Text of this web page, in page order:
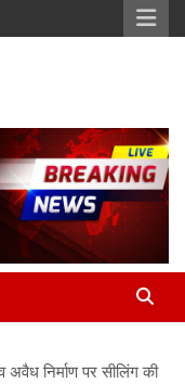
अवैध निर्माण पर सीलिंग की